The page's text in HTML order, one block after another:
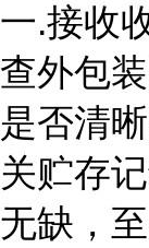
一.接收
查外包
是否清
关贮存
无缺，